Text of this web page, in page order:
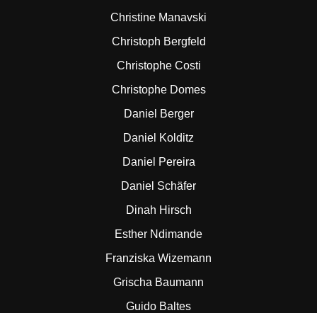
Christine Manavski
Christoph Bergfeld
Christophe Costi
Christophe Domes
Daniel Berger
Daniel Kolditz
Daniel Pereira
Daniel Schäfer
Dinah Hirsch
Esther Ndimande
Franziska Wizemann
Grischa Baumann
Guido Baltes